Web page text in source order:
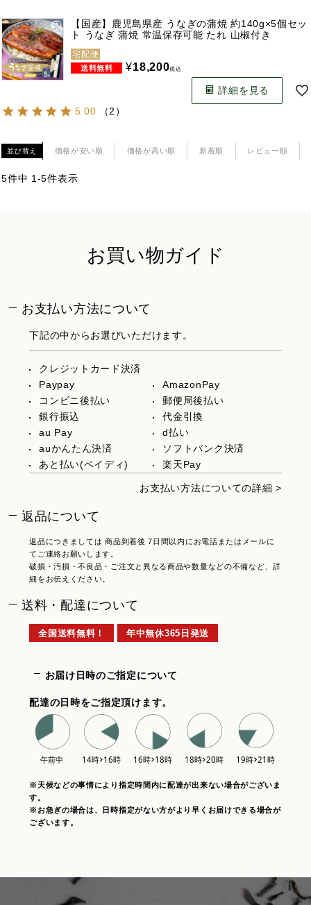
【国産】鹿児島県産 うなぎの蒲焼 約140g×5個セッ
ト うなぎ 蒲焼 常温保存可能 たれ 山椒付き
宅配便
¥18,200税込
詳細を見る
5.00
（2 ）
並び替え 価格が安い順 価格が高い順 新着順 レビュー順
5件中 1 -5件表示
お買い物ガイド
お支払い方法について
下記の中からお選びいただけます。
クレジットカード決済
Paypay
AmazonPay
コンビニ後払い
郵便局後払い
銀行振込
代金引換
au Pay
d払い
auかんたん決済
ソフトバンク決済
あと払い(ペイディ)
楽天Pay
お支払い方法についての詳細 >
返品について
返品につきましては 商品到着後 7日間以内にお電話またはメールに
てご連絡お願いします。
破損・汚損・不良品・ご注文と異なる商品や数量などの不備など、詳
細をお伝えください。
送料・配達について
全国送料無料！ 年中無休365日発送
お届け日時のご指定について
配達の日時をご指定頂けます。
※天候などの事情により指定時間内に配達が出来ない場合がございま
す。
※お急ぎの場合は、日時指定がない方がより早くお届けできる場合が
ございます。